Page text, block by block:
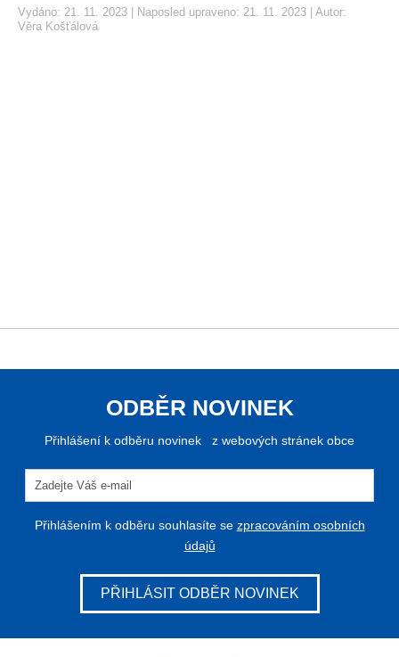
Vydáno: 21. 11. 2023 | Naposled upraveno: 21. 11. 2023 | Autor:
Věra Košťálová
ODBĚR NOVINEK
Přihlášení k odběru novinek z webových stránek obce
Přihlášením k odběru souhlasíte se zpracováním osobních
údajů
PŘIHLÁSIT ODBĚR NOVINEK